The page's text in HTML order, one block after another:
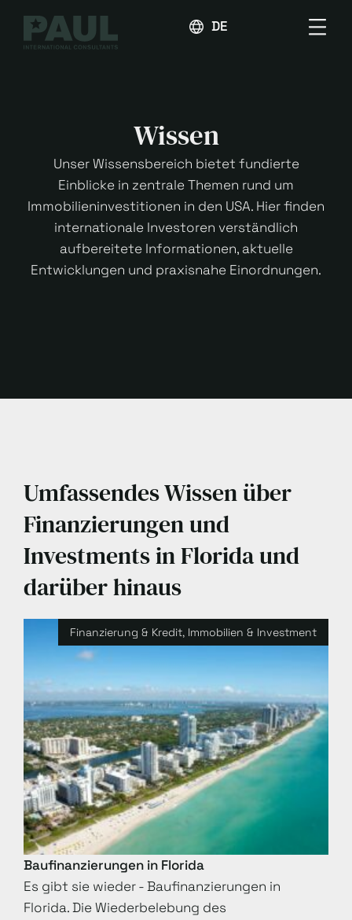
DEUTSCH
Wissen
Unser Wissensbereich bietet fundierte
Einblicke in zentrale Themen rund um
Immobilieninvestitionen in den USA. Hier finden
internationale Investoren verständlich
aufbereitete Informationen, aktuelle
Entwicklungen und praxisnahe Einordnungen.
Umfassendes Wissen über
Finanzierungen und
Investments in Florida und
darüber hinaus
Finanzierung & Kredit, Immobilien & Investment
Baufinanzierungen in Florida
Es gibt sie wieder - Baufinanzierungen in
Florida. Die Wiederbelebung des